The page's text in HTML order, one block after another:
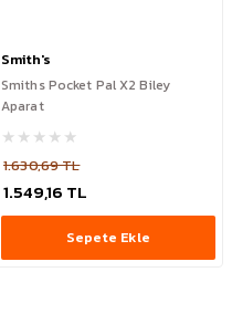
Smith's
Smiths Pocket Pal X2 Biley
Aparat
1.630,69 TL
1.549,16 TL
Sepete Ekle